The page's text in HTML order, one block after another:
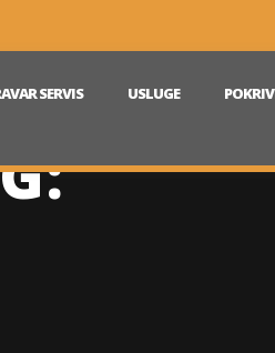
SERVIS USLUGE